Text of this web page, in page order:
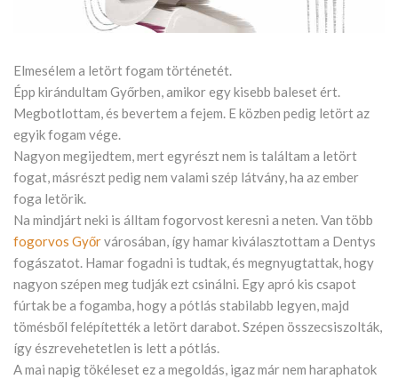
Elmesélem a letört fogam történetét.
Épp kirándultam Győrben, amikor egy kisebb baleset ért.
Megbotlottam, és bevertem a fejem. E közben pedig letört az
egyik fogam vége.
Nagyon megijedtem, mert egyrészt nem is találtam a letört
fogat, másrészt pedig nem valami szép látvány, ha az ember
foga letörik.
Na mindjárt neki is álltam fogorvost keresni a neten. Van több
fogorvos Győrvárosában, így hamar kiválasztottam a Dentys
fogászatot. Hamar fogadni is tudtak, és megnyugtattak, hogy
nagyon szépen meg tudják ezt csinálni. Egy apró kis csapot
fúrtak be a fogamba, hogy a pótlás stabilabb legyen, majd
tömésből felépítették a letört darabot. Szépen összecsiszolták,
így észrevehetetlen is lett a pótlás.
A mai napig tökéleset ez a megoldás, igaz már nem haraphatok